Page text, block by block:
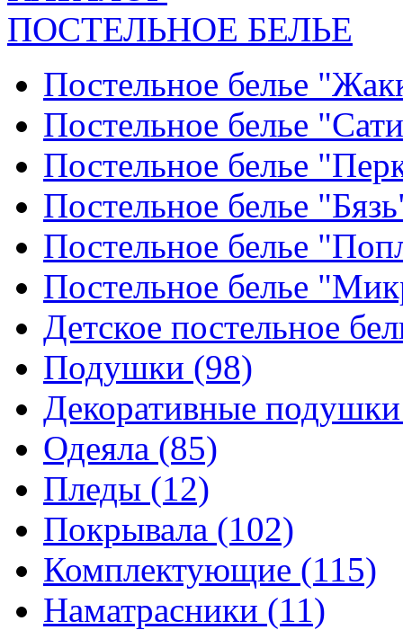
ПОСТЕЛЬНОЕ БЕЛЬЕ
Постельное белье
Постельное белье
Постельное белье
Постельное белье
Постельное белье
Постельное белье
Детское постельное
Подушки (98)
Декоративные
Одеяла (85)
Пледы (12)
Покрывала (102)
Комплектующие (115)
Наматрасники (11)